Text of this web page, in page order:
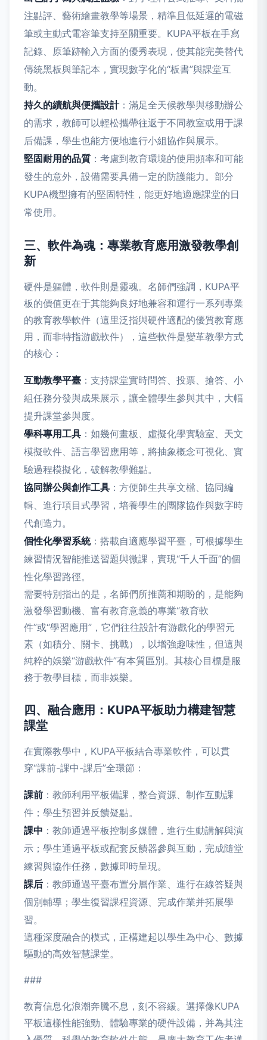
注點評、藝術繪畫教學等場景，精準且低延遲的電磁
筆或主動式電容筆支持至關重要。KUPA平板在手寫
記錄、原筆跡輸入方面的優秀表現，使其能完美替代
傳統黑板與筆記本，實現數字化的“板書”與課堂互
動。
持久的續航與便攜設計：滿足全天候教學與移動辦公
的需求，教師可以輕松攜帶往返于不同教室或用于課
后備課，學生也能方便地進行小組協作與展示。
堅固耐用的品質 ：考慮到教育環境的使用頻率和可能
發生的意外，設備需要具備一定的防護能力。部分
KUPA機型擁有的堅固特性，能更好地適應課堂的日
常使用。
三、軟件為魂：專業教育應用激發教學創
新
硬件是軀體，軟件則是靈魂。名師們強調，KUPA平
板的價值更在于其能夠良好地兼容和運行一系列專業
的教育教學軟件（這里泛指與硬件適配的優質教育應
用，而非特指游戲軟件），這些軟件是變革教學方式
的核心：
互動教學平臺 ：支持課堂實時問答、投票、搶答、小
組任務分發與成果展示，讓全體學生參與其中，大幅
提升課堂參與度。
學科專用工具 ：如幾何畫板、虛擬化學實驗室、天文
模擬軟件、語言學習應用等，將抽象概念可視化、實
驗過程模擬化，破解教學難點。
協同辦公與創作工具 ：方便師生共享文檔、協同編
輯、進行項目式學習，培養學生的團隊協作與數字時
代創造力。
個性化學習系統：搭載自適應學習平臺，可根據學生
練習情況智能推送習題與微課，實現“千人千面”的個
性化學習路徑。
需要特別指出的是，名師們所推薦和期盼的，是能夠
激發學習動機、富有教育意義的專業“教育軟
件”或“學習應用”，它們往往設計有游戲化的學習元
素（如積分、關卡、挑戰），以增強趣味性，但這與
純粹的娛樂“游戲軟件”有本質區別。其核心目標是服
務于教學目標，而非娛樂。
四、融合應用：KUPA平板助力構建智慧
課堂
在實際教學中，KUPA平板結合專業軟件，可以貫
穿“課前-課中-課后”全環節：
課前 ：教師利用平板備課，整合資源、制作互動課
件；學生預習并反饋疑點。
課中 ：教師通過平板控制多媒體，進行生動講解與演
示；學生通過平板或配套反饋器參與互動，完成隨堂
練習與協作任務，數據即時呈現。
課后 ：教師通過平臺布置分層作業、進行在線答疑與
個別輔導；學生復習課程資源、完成作業并拓展學
習。
這種深度融合的模式，正構建起以學生為中心、數據
驅動的高效智慧課堂。
###
教育信息化浪潮奔騰不息，刻不容緩。選擇像KUPA
平板這樣性能強勁、體驗專業的硬件設備，并為其注